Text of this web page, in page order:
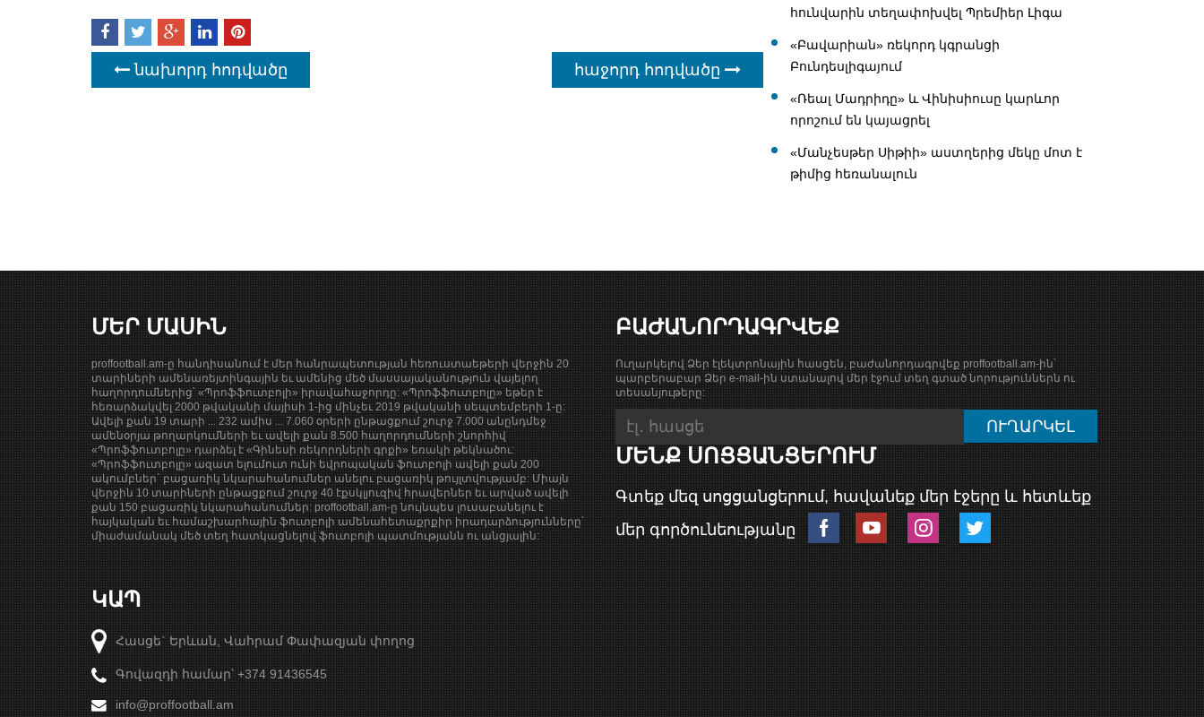
նախորդ հոդվածը հաջորդ հոդվածը
հունվարին տեղափոխվել Պրեմիեր Լիգա
«Բավարիան» ռեկորդ կգրանցի
Բունդեսլիգայում
«Ռեալ Մադրիդը» և Վինիսիուսը կարևոր
որոշում են կայացրել
«Մանչեսթեր Սիթիի» աստղերից մեկը մոտ է
թիմից հեռանալուն
ՄԵՐ ՄԱՍԻՆ
proffootball.am-ը հանդիսանում է մեր հանրապետության հեռուստաեթերի վերջին 20
տարիների ամենառեյտինգային եւ ամենից մեծ մասսայականություն վայելող
հաղորդումներից՝ «Պրոֆֆուտբոլի» իրավահաջորդը: «Պրոֆֆուտբոլը» եթեր է
հեռարձակվել 2000 թվականի մայիսի 1-ից մինչեւ 2019 թվականի սեպտեմբերի 1-ը:
Ավելի քան 19 տարի ... 232 ամիս ... 7.060 օրերի ընթացքում շուրջ 7.000 անընդմեջ
ամենօրյա թողարկումների եւ ավելի քան 8.500 հաղորդումների շնորհիվ
«Պրոֆֆուտբոլը» դարձել է «Գինեսի ռեկորդների գրքի» եռակի թեկնածու:
«Պրոֆֆուտբոլը» ազատ ելումուտ ունի եվրոպական ֆուտբոլի ավելի քան 200
ակումբներ` բացառիկ նկարահանումներ անելու բացառիկ թույլտվությամբ: Միայն
վերջին 10 տարիների ընթացքում շուրջ 40 էքսկլյուզիվ հրավերներ եւ արված ավելի
քան 150 բացառիկ նկարահանումներ: proffootball.am-ը նույնպես լուսաբանելու է
հայկական եւ համաշխարհային ֆուտբոլի ամենահետաքրքիր իրադարձությունները՝
միաժամանակ մեծ տեղ հատկացնելով ֆուտբոլի պատմությանն ու անցյալին:
ԿԱՊ
Հասցե` Երևան, Վահրամ Փափազյան փողոց
Գովազդի համար՝ +374 91436545
info@proffootball.am
ԲԱԺԱՆՈՐԴԱԳՐՎԵՔ
Ուղարկելով Ձեր էլեկտրոնային հասցեն, բաժանորդագրվեք proffootball.am-ին՝
պարբերաբար Ձեր e-mail-ին ստանալով մեր էջում տեղ գտած նորություններն ու
տեսանյութերը:
ՄԵՆՔ ՍՈՑՑԱՆՑԵՐՈՒՄ
Գտեք մեզ սոցցանցերում, հավանեք մեր էջերը և հետևեք
մեր գործունեությանը